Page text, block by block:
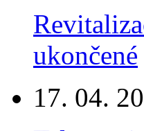
ukončené
17. 04.